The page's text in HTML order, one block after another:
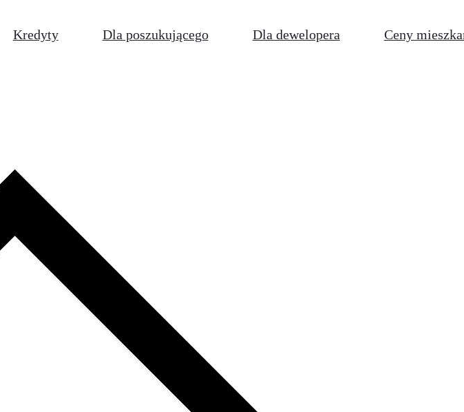
Kredyty Dla poszukującego Dla dewelopera Ceny